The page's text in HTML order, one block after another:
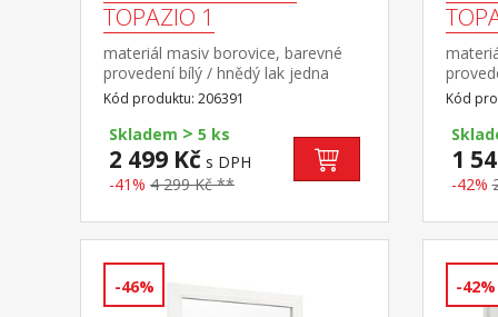
TOPAZIO 1
materiál masiv borovice, barevné
provedení bílý / hnědý lak jedna
police
Kód produktu: 206391
Skladem > 5 ks
2 499 Kč s DPH
-41% 4 299 Kč **
police
Kód
1
-42%
-46% -42%